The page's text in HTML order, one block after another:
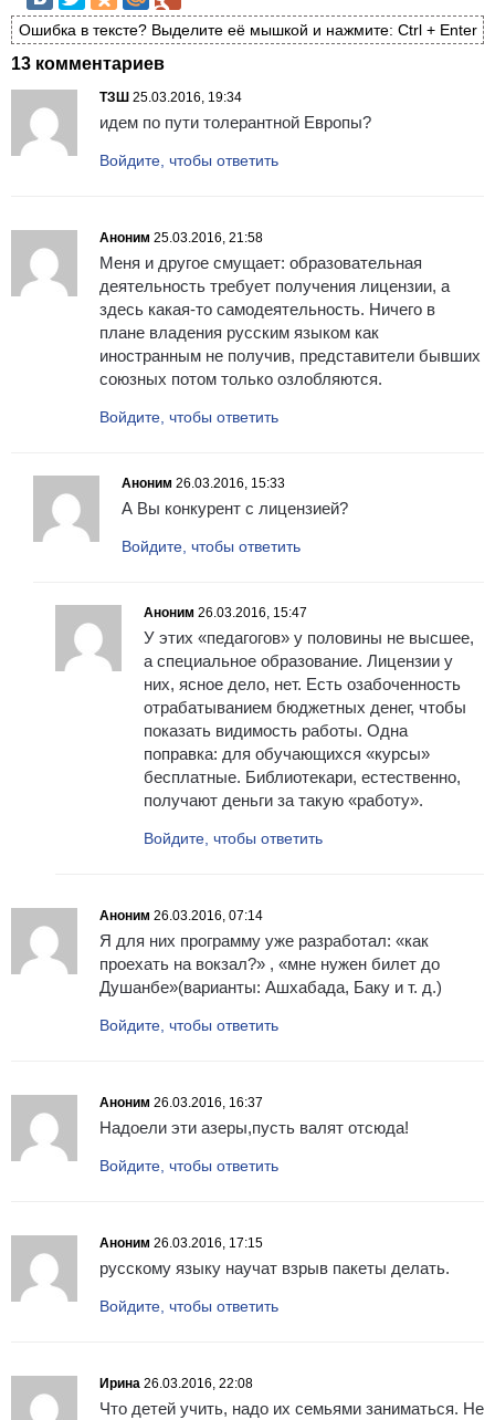
Ошибка в тексте? Выделите её мышкой и нажмите: Ctrl + Enter
13 комментариев
ТЗШ 25.03.2016, 19:34
идем по пути толерантной Европы?
Войдите, чтобы ответить
Аноним 25.03.2016, 21:58
Меня и другое смущает: образовательная
деятельность требует получения лицензии, а
здесь какая-то самодеятельность. Ничего в
плане владения русским языком как
иностранным не получив, представители бывших
союзных потом только озлобляются.
Войдите, чтобы ответить
Аноним 26.03.2016, 15:33
А Вы конкурент с лицензией?
Войдите, чтобы ответить
Аноним 26.03.2016, 15:47
У этих «педагогов» у половины не высшее,
а специальное образование. Лицензии у
них, ясное дело, нет. Есть озабоченность
отрабатыванием бюджетных денег, чтобы
показать видимость работы. Одна
поправка: для обучающихся «курсы»
бесплатные. Библиотекари, естественно,
получают деньги за такую «работу».
Войдите, чтобы ответить
Аноним 26.03.2016, 07:14
Я для них программу уже разработал: «как
проехать на вокзал?» , «мне нужен билет до
Душанбе»(варианты: Ашхабада, Баку и т. д.)
Войдите, чтобы ответить
Аноним 26.03.2016, 16:37
Надоели эти азеры,пусть валят отсюда!
Войдите, чтобы ответить
Аноним 26.03.2016, 17:15
русскому языку научат взрыв пакеты делать.
Войдите, чтобы ответить
Ирина 26.03.2016, 22:08
Что детей учить, надо их семьями заниматься. Не